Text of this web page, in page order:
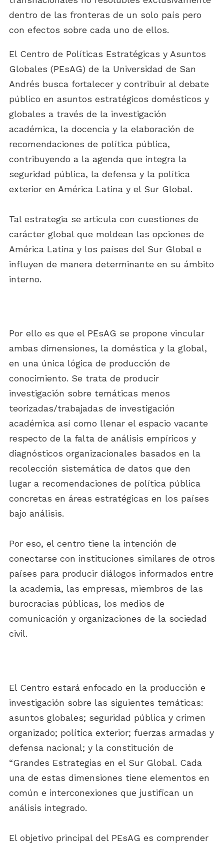
dentro de las fronteras de un solo país pero
con efectos sobre cada uno de ellos.
El Centro de Políticas Estratégicas y Asuntos
Globales (PEsAG) de la Universidad de San
Andrés busca fortalecer y contribuir al debate
público en asuntos estratégicos domésticos y
globales a través de la investigación
académica, la docencia y la elaboración de
recomendaciones de política pública,
contribuyendo a la agenda que integra la
seguridad pública, la defensa y la política
exterior en América Latina y el Sur Global.
Tal estrategia se articula con cuestiones de
carácter global que moldean las opciones de
América Latina y los países del Sur Global e
influyen de manera determinante en su ámbito
interno.
Por ello es que el PEsAG se propone vincular
ambas dimensiones, la doméstica y la global,
en una única lógica de producción de
conocimiento. Se trata de producir
investigación sobre temáticas menos
teorizadas/trabajadas de investigación
académica así como llenar el espacio vacante
respecto de la falta de análisis empíricos y
diagnósticos organizacionales basados en la
recolección sistemática de datos que den
lugar a recomendaciones de política pública
concretas en áreas estratégicas en los países
bajo análisis.
Por eso, el centro tiene la intención de
conectarse con instituciones similares de otros
países para producir diálogos informados entre
la academia, las empresas, miembros de las
burocracias públicas, los medios de
comunicación y organizaciones de la sociedad
civil.
El Centro estará enfocado en la producción e
investigación sobre las siguientes temáticas:
asuntos globales; seguridad pública y crimen
organizado; política exterior; fuerzas armadas y
defensa nacional; y la constitución de
“Grandes Estrategias en el Sur Global. Cada
una de estas dimensiones tiene elementos en
común e interconexiones que justifican un
análisis integrado.
El objetivo principal del PEsAG es comprender